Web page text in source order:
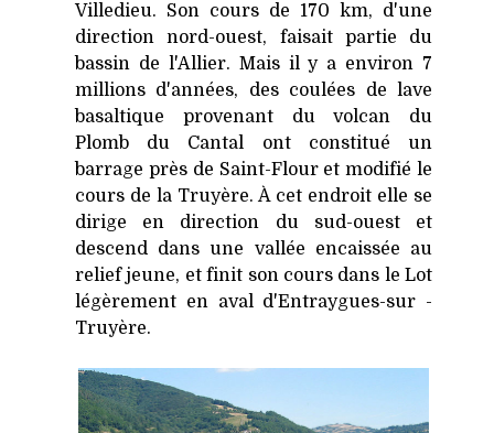
Villedieu. Son cours de 170 km, d'une
direction nord-ouest, faisait partie du
bassin de l'Allier. Mais il y a environ 7
millions d'années, des coulées de lave
basaltique provenant du volcan du
Plomb du Cantal ont constitué un
barrage près de Saint-Flour et modifié le
cours de la Truyère. À cet endroit elle se
dirige en direction du sud-ouest et
descend dans une vallée encaissée au
relief jeune, et finit son cours dans le Lot
légèrement en aval d'Entraygues-sur -
Truyère.